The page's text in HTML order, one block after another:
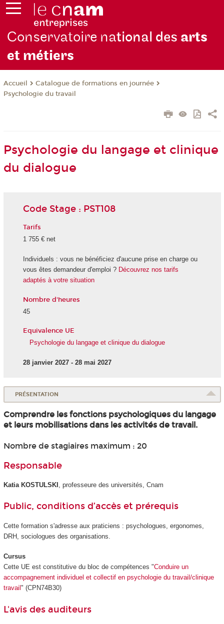
Conservatoire national des arts
et métiers
Accueil
Catalogue de formations en journée
Psychologie du travail
Psychologie du langage et clinique
du dialogue
Code Stage : PST108
Tarifs
1 755 € net
Individuels : vous ne bénéficiez d'aucune prise en charge ou
vous êtes demandeur d'emploi ? Découvrez nos tarifs
adaptés à votre situation
Nombre d'heures
45
Equivalence UE
Psychologie du langage et clinique du dialogue
28 janvier 2027 - 28 mai 2027
PRÉSENTATION
Comprendre les fonctions psychologiques du langage
et leurs mobilisations dans les activités de travail.
Nombre de stagiaires maximum : 20
Responsable
Katia KOSTULSKI , professeure des universités, Cnam
Public, conditions d’accès et prérequis
Cette formation s'adresse aux praticiens : psychologues, ergonomes,
DRH, sociologues des organisations.
Cursus
Cette UE est constitutive du bloc de compétences "Conduire un
accompagnement individuel et collectif en psychologie du travail/clinique
travail " (CPN74B30)
L'avis des auditeurs